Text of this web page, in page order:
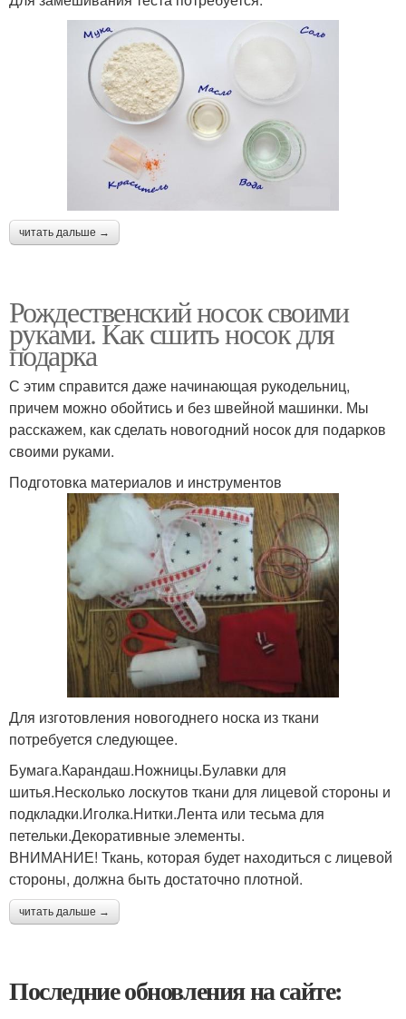
читать дальше →
Рождественский носок своими
руками. Как сшить носок для
подарка
С этим справится даже начинающая рукодельниц,
причем можно обойтись и без швейной машинки. Мы
расскажем, как сделать новогодний носок для подарков
своими руками.
Подготовка материалов и инструментов
Для изготовления новогоднего носка из ткани
потребуется следующее.
Бумага.Карандаш.Ножницы.Булавки для
шитья.Несколько лоскутов ткани для лицевой стороны и
подкладки.Иголка.Нитки.Лента или тесьма для
петельки.Декоративные элементы.
ВНИМАНИЕ! Ткань, которая будет находиться с лицевой
стороны, должна быть достаточно плотной.
читать дальше →
Последние обновления на сайте: